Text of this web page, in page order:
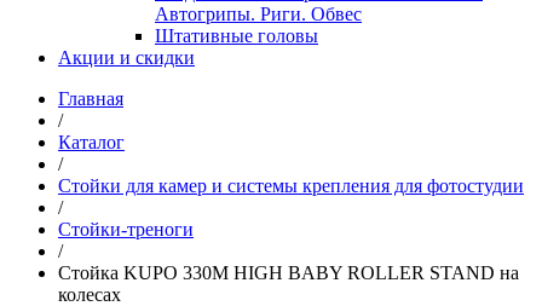
Автогрипы. Риги. Обвес
Штативные головы
Акции и скидки
Главная
/
Каталог
/
Стойки для камер и системы крепления для фотостудии
/
Стойки-треноги
/
Стойка KUPO 330M HIGH BABY ROLLER STAND на
колесах